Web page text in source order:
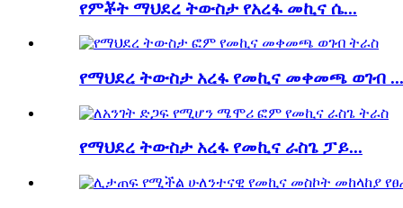
የምቾት ማህደረ ትውስታ የአረፋ መኪና ሴ...
የማህደረ ትውስታ አረፋ የመኪና መቀመጫ ወገብ ...
የማህደረ ትውስታ አረፋ የመኪና ራስጌ ፓይ...